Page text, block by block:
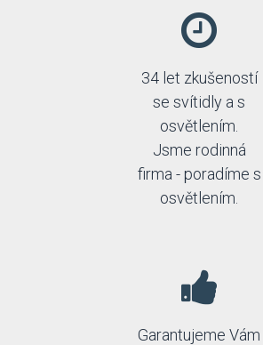
34 let zkušeností
se svítidly a s
osvětlením.
Jsme rodinná
firma - poradíme s
osvětlením.
Garantujeme Vám